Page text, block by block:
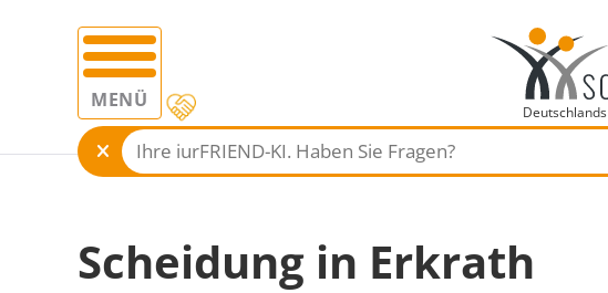
MENÜ Deutschlands
Scheidung in Erkrath